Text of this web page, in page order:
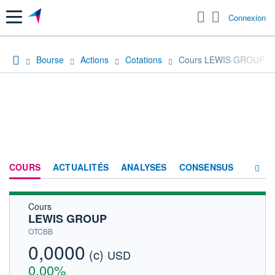
Menu Connexion
Bourse Actions Cotations Cours LEWIS GROUP
COURS ACTUALITÉS ANALYSES CONSENSUS
Cours
LEWIS GROUP
OTCBB
0,0000 (c) USD
0,00%